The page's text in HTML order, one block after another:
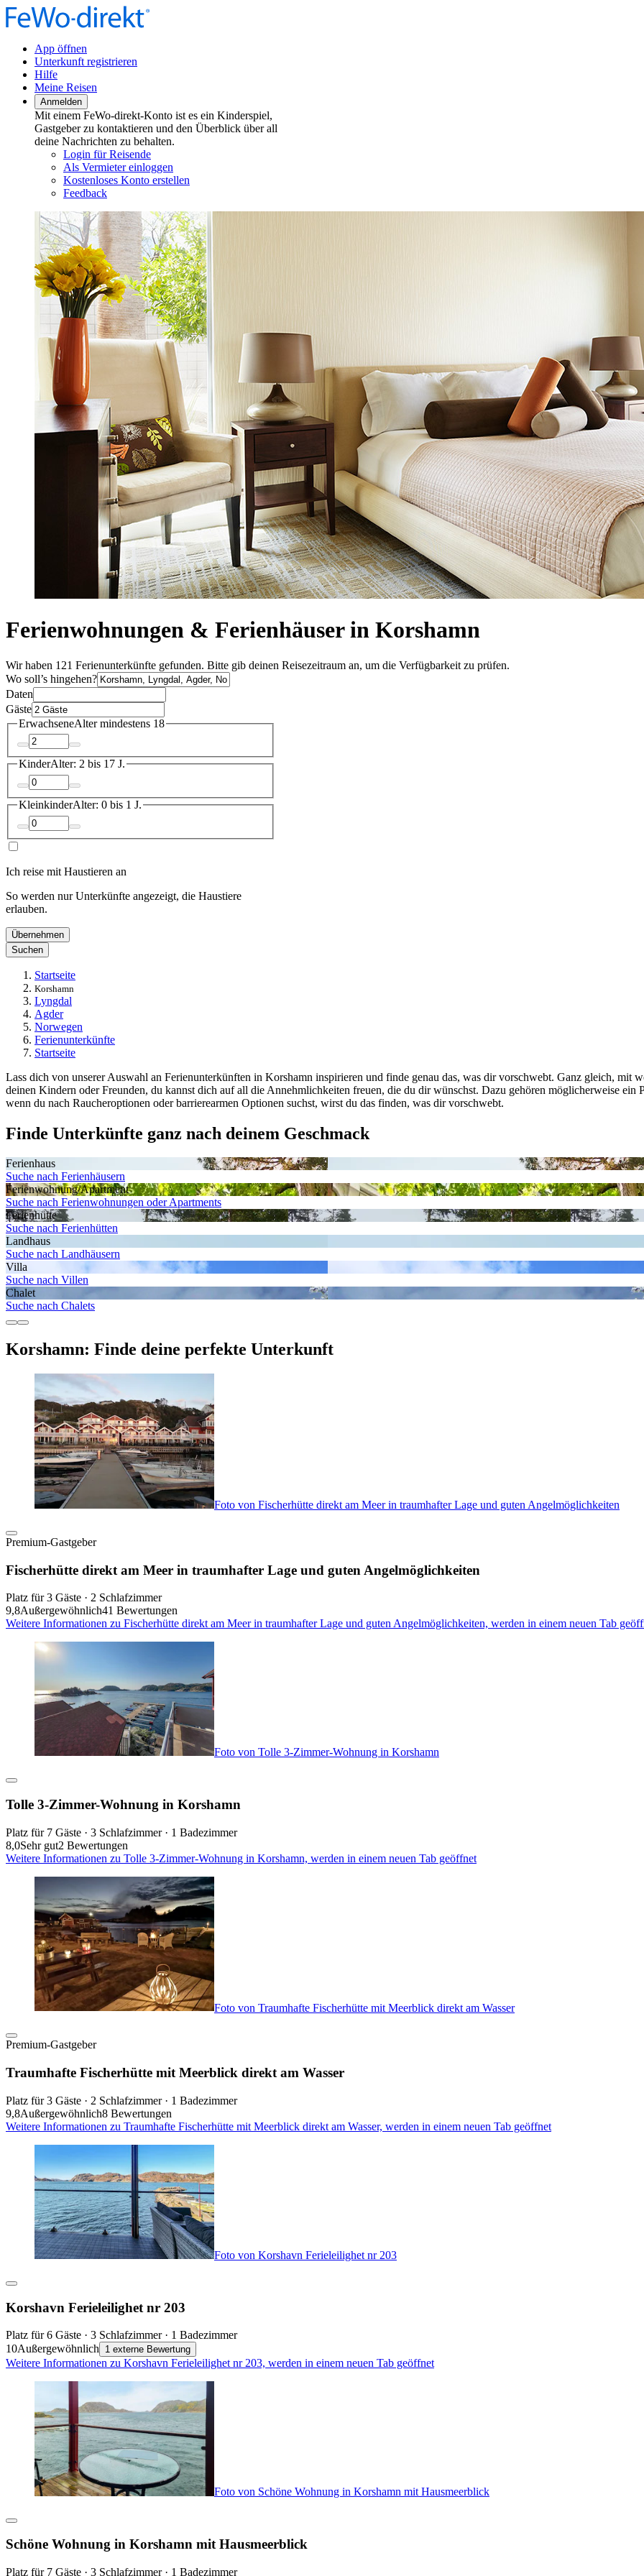
App öffnen
Unterkunft registrieren
Hilfe
Meine Reisen
Anmelden
Mit einem FeWo-direkt-Konto ist es ein Kinderspiel,
Gastgeber zu kontaktieren und den Überblick über all
deine Nachrichten zu behalten.
Login für Reisende
Als Vermieter einloggen
Kostenloses Konto erstellen
Feedback
Ferienwohnungen & Ferienhäuser in Korshamn
Wir haben 121 Ferienunterkünfte gefunden. Bitte gib deinen Reisezeitraum an, um die Verfügbarkeit zu prüfen.
Wo soll’s hingehen?
Daten
Gäste
ErwachseneAlter mindestens 18
KinderAlter: 2 bis 17 J.
KleinkinderAlter: 0 bis 1 J.
Ich reise mit Haustieren an
So werden nur Unterkünfte angezeigt, die Haustiere
erlauben.
Übernehmen
Suchen
Startseite
Korshamn
Lyngdal
Agder
Norwegen
Ferienunterkünfte
Startseite
Lass dich von unserer Auswahl an Ferienunterkünften in Korshamn inspirieren und finde genau das, was dir vorschwebt. Ganz gleich, mit
deinen Kindern oder Freunden, du kannst dich auf all die Annehmlichkeiten freuen, die du dir wünschst. Dazu gehören möglicherweise ein
wenn du nach Raucheroptionen oder barrierearmen Optionen suchst, wirst du das finden, was dir vorschwebt.
Finde Unterkünfte ganz nach deinem Geschmack
Ferienhaus
Suche nach Ferienhäusern
Ferienwohnung/Apartment
Suche nach Ferienwohnungen oder Apartments
Ferienhütte
Suche nach Ferienhütten
Landhaus
Suche nach Landhäusern
Villa
Suche nach Villen
Chalet
Suche nach Chalets
Korshamn: Finde deine perfekte Unterkunft
Foto von Fischerhütte direkt am Meer in traumhafter Lage und guten Angelmöglichkeiten
Premium-Gastgeber
Fischerhütte direkt am Meer in traumhafter Lage und guten Angelmöglichkeiten
Platz für 3 Gäste · 2 Schlafzimmer
9,8Außergewöhnlich41 Bewertungen
Weitere Informationen zu Fischerhütte direkt am Meer in traumhafter Lage und guten Angelmöglichkeiten, werden in einem neuen Tab
Foto von Tolle 3-Zimmer-Wohnung in Korshamn
Tolle 3-Zimmer-Wohnung in Korshamn
Platz für 7 Gäste · 3 Schlafzimmer · 1 Badezimmer
8,0Sehr gut2 Bewertungen
Weitere Informationen zu Tolle 3-Zimmer-Wohnung in Korshamn, werden in einem neuen Tab geöffnet
Foto von Traumhafte Fischerhütte mit Meerblick direkt am Wasser
Premium-Gastgeber
Traumhafte Fischerhütte mit Meerblick direkt am Wasser
Platz für 3 Gäste · 2 Schlafzimmer · 1 Badezimmer
9,8Außergewöhnlich8 Bewertungen
Weitere Informationen zu Traumhafte Fischerhütte mit Meerblick direkt am Wasser, werden in einem neuen Tab geöffnet
Foto von Korshavn Ferieleilighet nr 203
Korshavn Ferieleilighet nr 203
Platz für 6 Gäste · 3 Schlafzimmer · 1 Badezimmer
10Außergewöhnlich 1 externe Bewertung
Weitere Informationen zu Korshavn Ferieleilighet nr 203, werden in einem neuen Tab geöffnet
Foto von Schöne Wohnung in Korshamn mit Hausmeerblick
Schöne Wohnung in Korshamn mit Hausmeerblick
Platz für 7 Gäste · 3 Schlafzimmer · 1 Badezimmer